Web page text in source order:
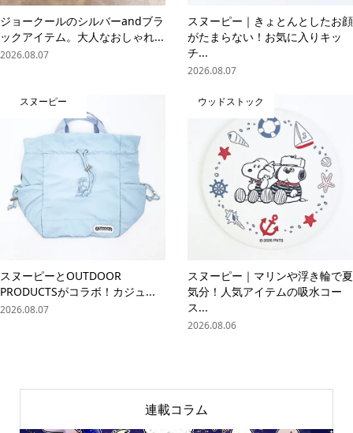
ジョークールのシルバーandブラ
ックアイテム。大人なおしゃれ...
2026.08.07
スヌーピー｜きょとんとしたお顔
がたまらない！お気に入りキッ
チ...
2026.08.07
スヌーピー
スヌーピーとOUTDOOR
PRODUCTSがコラボ！カジュ...
2026.08.07
ウッドストック
スヌーピー｜マリンや浮き輪で夏
気分！人気アイテムの吸水コー
ス...
2026.08.06
連載コラム